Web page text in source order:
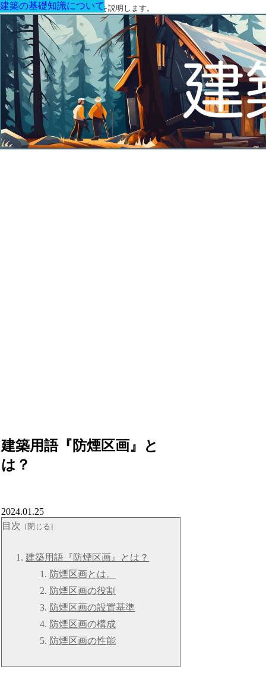
建築に関する用語と関連法令を説明します。
建築用語『防煙区画』と
は？
建築の基礎知識について
2024.01.25
目次
建築用語『防煙区画』とは？
防煙区画とは。
防煙区画の役割
防煙区画の設置基準
防煙区画の構成
防煙区画の性能
建築の基礎知識について
建築の基礎知識について
建築の基礎知識について
建築の基礎知識について
建築の基礎知識について
建築の基礎知識について